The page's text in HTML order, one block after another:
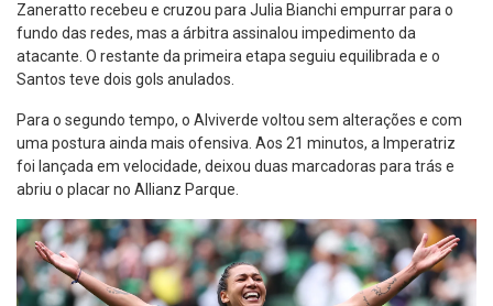
Zaneratto recebeu e cruzou para Julia Bianchi empurrar para o
fundo das redes, mas a árbitra assinalou impedimento da
atacante. O restante da primeira etapa seguiu equilibrada e o
Santos teve dois gols anulados.
Para o segundo tempo, o Alviverde voltou sem alterações e com
uma postura ainda mais ofensiva. Aos 21 minutos, a Imperatriz
foi lançada em velocidade, deixou duas marcadoras para trás e
abriu o placar no Allianz Parque.